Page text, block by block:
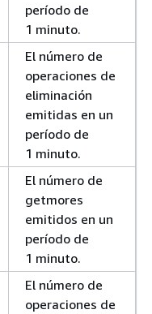
período de
1 minuto.
El número de
operaciones de
eliminación
emitidas en un
período de
1 minuto.
El número de
getmores
emitidos en un
período de
1 minuto.
El número de
operaciones de